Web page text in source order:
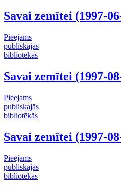
Savai zemītei (1997-
Pieejams
publiskajās
bibliotēkās
Savai zemītei (1997-
Pieejams
publiskajās
bibliotēkās
Savai zemītei (1997-
Pieejams
publiskajās
bibliotēkās